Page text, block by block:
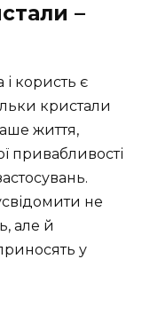
–
користь є
кристали
життя,
привабливості
не
але й
у